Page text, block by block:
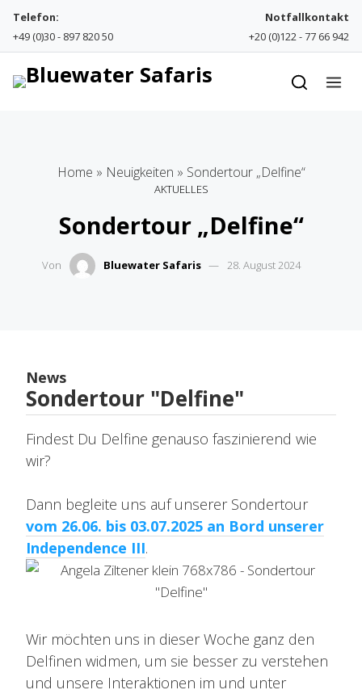
Skip to content
Telefon:
+49 (0)30 - 897 820 50
Notfallkontakt
+20 (0)122 - 77 66 942
Home » Neuigkeiten » Sondertour „Delfine“
AKTUELLES
Sondertour „Delfine“
Von Bluewater Safaris 28. August 2024
News
Sondertour "Delfine"
Findest Du Delfine genauso faszinierend wie
wir?
Dann begleite uns auf unserer Sondertour
vom 26.06. bis 03.07.2025 an Bord unserer
Independence III.
Wir möchten uns in dieser Woche ganz den
Delfinen widmen, um sie besser zu verstehen
und unsere Interaktionen im und unter